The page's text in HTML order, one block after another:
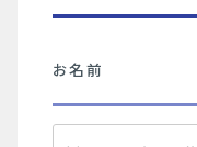
お名前